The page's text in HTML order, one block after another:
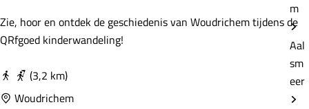
m
Aal
sm
eer
d
Q
R
g
o
Zie, hoor en ontdek de geschiedenis van Woudrichem tijdens de
QRfgoed kinderwandeling!
(3,2 km)
Woudrichem